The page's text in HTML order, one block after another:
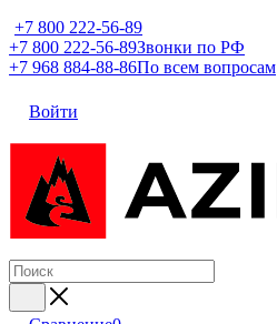
+7 800 222-56-89
+7 800 222-56-89Звонки по РФ
+7 968 884-88-86По всем вопросам
Войти